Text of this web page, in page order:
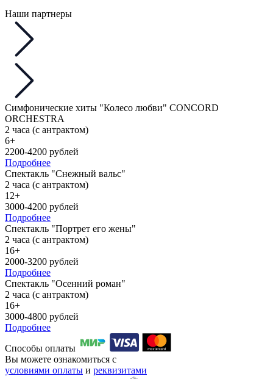
Наши партнеры
Симфонические хиты "Колесо любви" CONCORD
ORCHESTRA
2 часа (с антрактом)
6+
2200-4200 рублей
Подробнее
Спектакль "Снежный вальс"
2 часа (с антрактом)
12+
3000-4200 рублей
Подробнее
Спектакль "Портрет его жены"
2 часа (с антрактом)
16+
2000-3200 рублей
Подробнее
Спектакль "Осенний роман"
2 часа (с антрактом)
16+
3000-4800 рублей
Подробнее
Способы оплаты
Вы можете ознакомиться с
условиями оплаты и реквизитами